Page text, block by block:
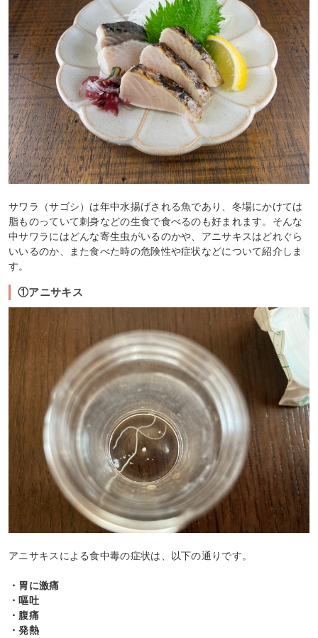
サワラ（サゴシ）は年中水揚げされる魚であり、冬場にかけては
脂ものっていて刺身などの生食で食べるのも好まれます。そんな
中サワラにはどんな寄生虫がいるのかや、アニサキスはどれぐら
いいるのか、また食べた時の危険性や症状などについて紹介しま
す。
①アニサキス
アニサキスによる食中毒の症状は、以下の通りです。
・胃に激痛
・嘔吐
・腹痛
・発熱